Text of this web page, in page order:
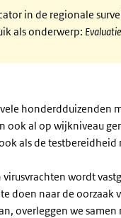
in de regionale
als onderwerp:
vele
ook al op wijkniveau
als de
wordt
doen naar de oorzaak
overleggen we samen